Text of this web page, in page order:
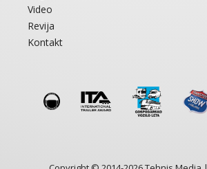
Video
Revija
Kontakt